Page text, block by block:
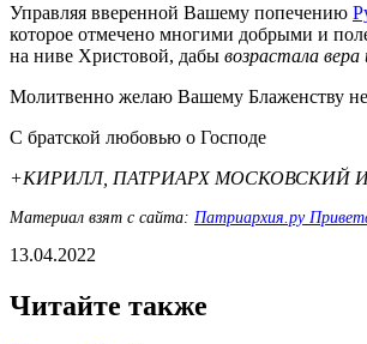
Управляя вверенной Вашему попечению
которое отмечено многими добрыми и
на ниве Христовой, дабы возрастала
Молитвенно желаю Вашему Блаженству
С братской любовью о Господе
+КИРИЛЛ, ПАТРИАРХ МОСКОВСКИЙ
Материал взят с сайта: Патриархия.ру
13.04.2022
Читайте также